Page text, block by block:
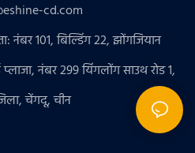
cd.com
नंबर 101, बिल्डिंग 22, झोंगजियान
नंबर 299 यिंगलोंग साउथ रोड 1,
चेंगदू, चीन